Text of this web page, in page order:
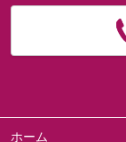
ホーム